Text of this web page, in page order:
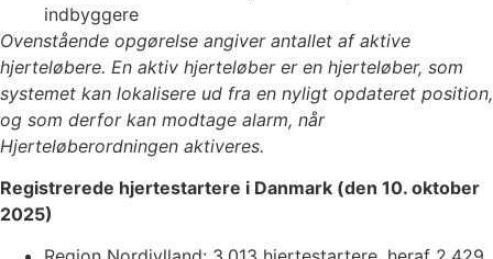
indbyggere
Ovenstående opgørelse angiver antallet af aktive
hjerteløbere. En aktiv hjerteløber er en hjerteløber, som
systemet kan lokalisere ud fra en nyligt opdateret position,
og som derfor kan modtage alarm, når
Hjerteløberordningen aktiveres.
Registrerede hjertestartere i Danmark (den 10. oktober
2025)